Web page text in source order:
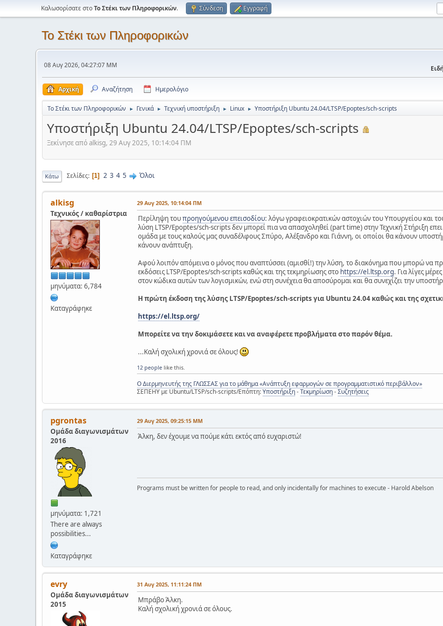
Καλωσορίσατε στοΤο Στέκι των Πληροφορικών. Σύνδεση Εγγραφή
Το Στέκι των Πληροφορικών
08 Αυγ 2026, 04:27:07 ΜΜ
Αρχική Αναζήτηση Ημερολόγιο
Το Στέκι των Πληροφορικών ► Γενικά ► Τεχνική υποστήριξη ► Linux ► Υποστήριξη Ubuntu 24.04/LTSP/Epoptes/sch-scripts
Υποστήριξη Ubuntu 24.04/LTSP/Epoptes/sch-scripts
Ξεκίνησε από alkisg, 29 Αυγ 2025, 10:14:04 ΠΜ
Κάτω Σελίδες 1 2 3 4 5 Όλοι
alkisg
Τεχνικός / καθαρίστρια
μηνύματα: 6,784
Καταγράφηκε
29 Αυγ 2025, 10:14:04 ΠΜ
Περίληψη τουπροηγούμενου επεισοδίου: λόγω γραφειοκρατικών αστοχιών του Υπουργείου και
λύση LTSP/Epoptes/sch-scripts δεν μπορεί πια να απασχοληθεί (part time) στην Τεχνική Στήριξη
ομάδα με τους καλούς μας συναδέλφους Σπύρο, Αλέξανδρο και Γιάννη, οι οποίοι θα κάνουν
κάνουν ανάπτυξη.
Αφού λοιπόν απόμεινα ο μόνος που αναπτύσσει (αμισθί!) την λύση, το διακόνημα που μπορώ να
εκδόσεις LTSP/Epoptes/sch-scripts καθώς και της τεκμηρίωσης στο https://el.ltsp.org. Για λίγες
στον κώδικα αυτών των λογισμικών, ενώ στη συνέχεια θα αποσύρομαι και θα συνεχίζει την
Η πρώτη έκδοση της λύσης LTSP/Epoptes/sch-scripts για Ubuntu 24.04 καθώς και της
https://el.ltsp.org/
Μπορείτε να την δοκιμάσετε και να αναφέρετε προβλήματα στο παρόν θέμα.
...Καλή σχολική χρονιά σε όλους!
12 people like this.
Ο Διερμηνευτής της ΓΛΩΣΣΑΣ για το μάθημα «Ανάπτυξη εφαρμογών σε προγραμματιστικό περιβάλλον»
ΣΕΠΕΗΥ με Ubuntu/LTSP/sch-scripts/Επόπτη:Υποστήριξη-Τεκμηρίωση-Συζητήσεις
pgrontas
Ομάδα διαγωνισμάτων
2016
μηνύματα: 1,721
There are always
possibilities...
Καταγράφηκε
29 Αυγ 2025, 09:25:15 ΜΜ
Άλκη, δεν έχουμε να πούμε κάτι εκτός από ευχαριστώ!
Programs must be written for people to read, and only incidentally for machines to execute - Harold Abelson
evry
Ομάδα διαγωνισμάτων
2015
31 Αυγ 2025, 11:11:24 ΠΜ
Μπράβο Άλκη.
Καλή σχολική χρονιά σε όλους.